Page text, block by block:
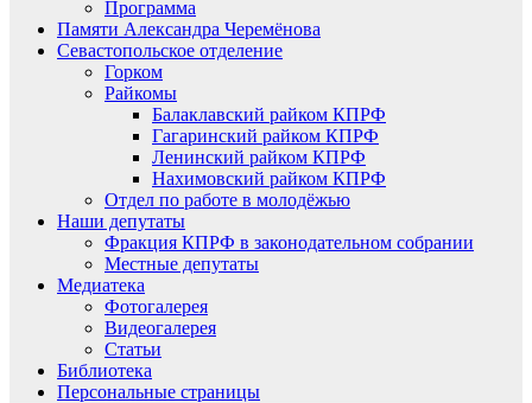
Программа
Памяти Александра Черемёнова
Севастопольское отделение
Горком
Райкомы
Балаклавский райком КПРФ
Гагаринский райком КПРФ
Ленинский райком КПРФ
Нахимовский райком КПРФ
Отдел по работе в молодёжью
Наши депутаты
Фракция КПРФ в законодательном собрании
Местные депутаты
Медиатека
Фотогалерея
Видеогалерея
Статьи
Библиотека
Персональные страницы